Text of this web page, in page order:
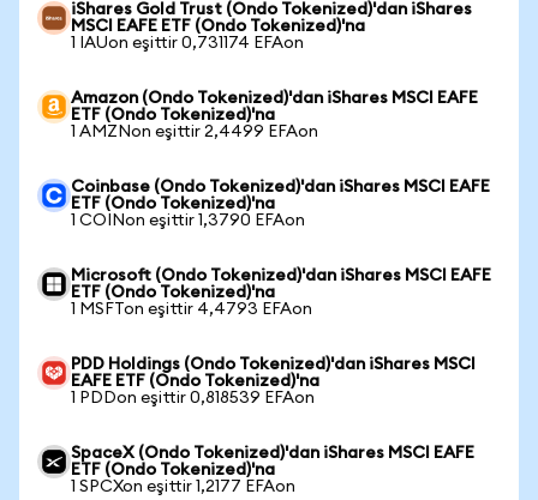
iShares Gold Trust (Ondo Tokenized)'dan iShares
MSCI EAFE ETF (Ondo Tokenized)'na
1 IAUon eşittir 0,731174 EFAon
Amazon (Ondo Tokenized)'dan iShares MSCI EAFE
ETF (Ondo Tokenized)'na
1 AMZNon eşittir 2,4499 EFAon
Coinbase (Ondo Tokenized)'dan iShares MSCI EAFE
ETF (Ondo Tokenized)'na
1 COINon eşittir 1,3790 EFAon
Microsoft (Ondo Tokenized)'dan iShares MSCI EAFE
ETF (Ondo Tokenized)'na
1 MSFTon eşittir 4,4793 EFAon
PDD Holdings (Ondo Tokenized)'dan iShares MSCI
EAFE ETF (Ondo Tokenized)'na
1 PDDon eşittir 0,818539 EFAon
SpaceX (Ondo Tokenized)'dan iShares MSCI EAFE
ETF (Ondo Tokenized)'na
1 SPCXon eşittir 1,2177 EFAon